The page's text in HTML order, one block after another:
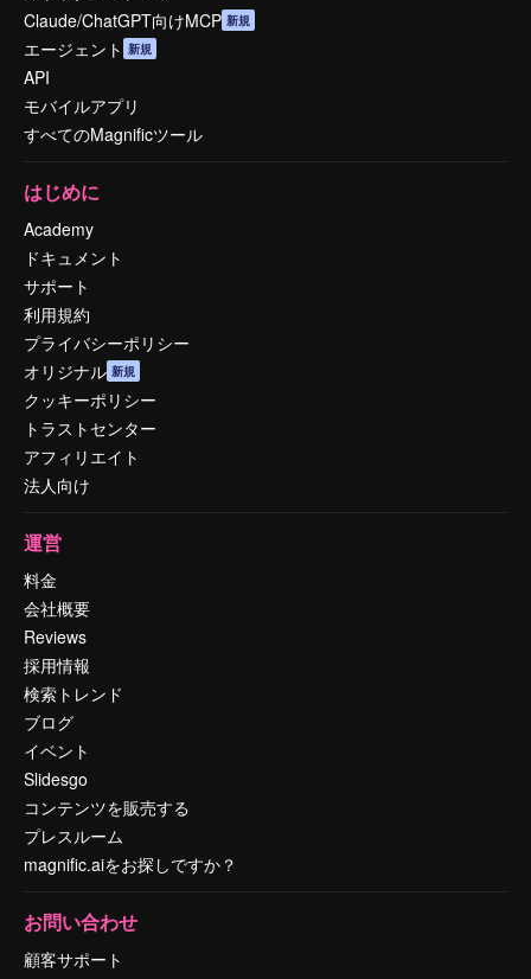
Claude/ChatGPT向けMCP 新規
エージェント 新規
API
モバイルアプリ
すべてのMagnificツール
はじめに
Academy
ドキュメント
サポート
利用規約
プライバシーポリシー
オリジナル 新規
クッキーポリシー
トラストセンター
アフィリエイト
法人向け
運営
料金
会社概要
Reviews
採用情報
検索トレンド
ブログ
イベント
Slidesgo
コンテンツを販売する
プレスルーム
magnific.aiをお探しですか？
お問い合わせ
顧客サポート